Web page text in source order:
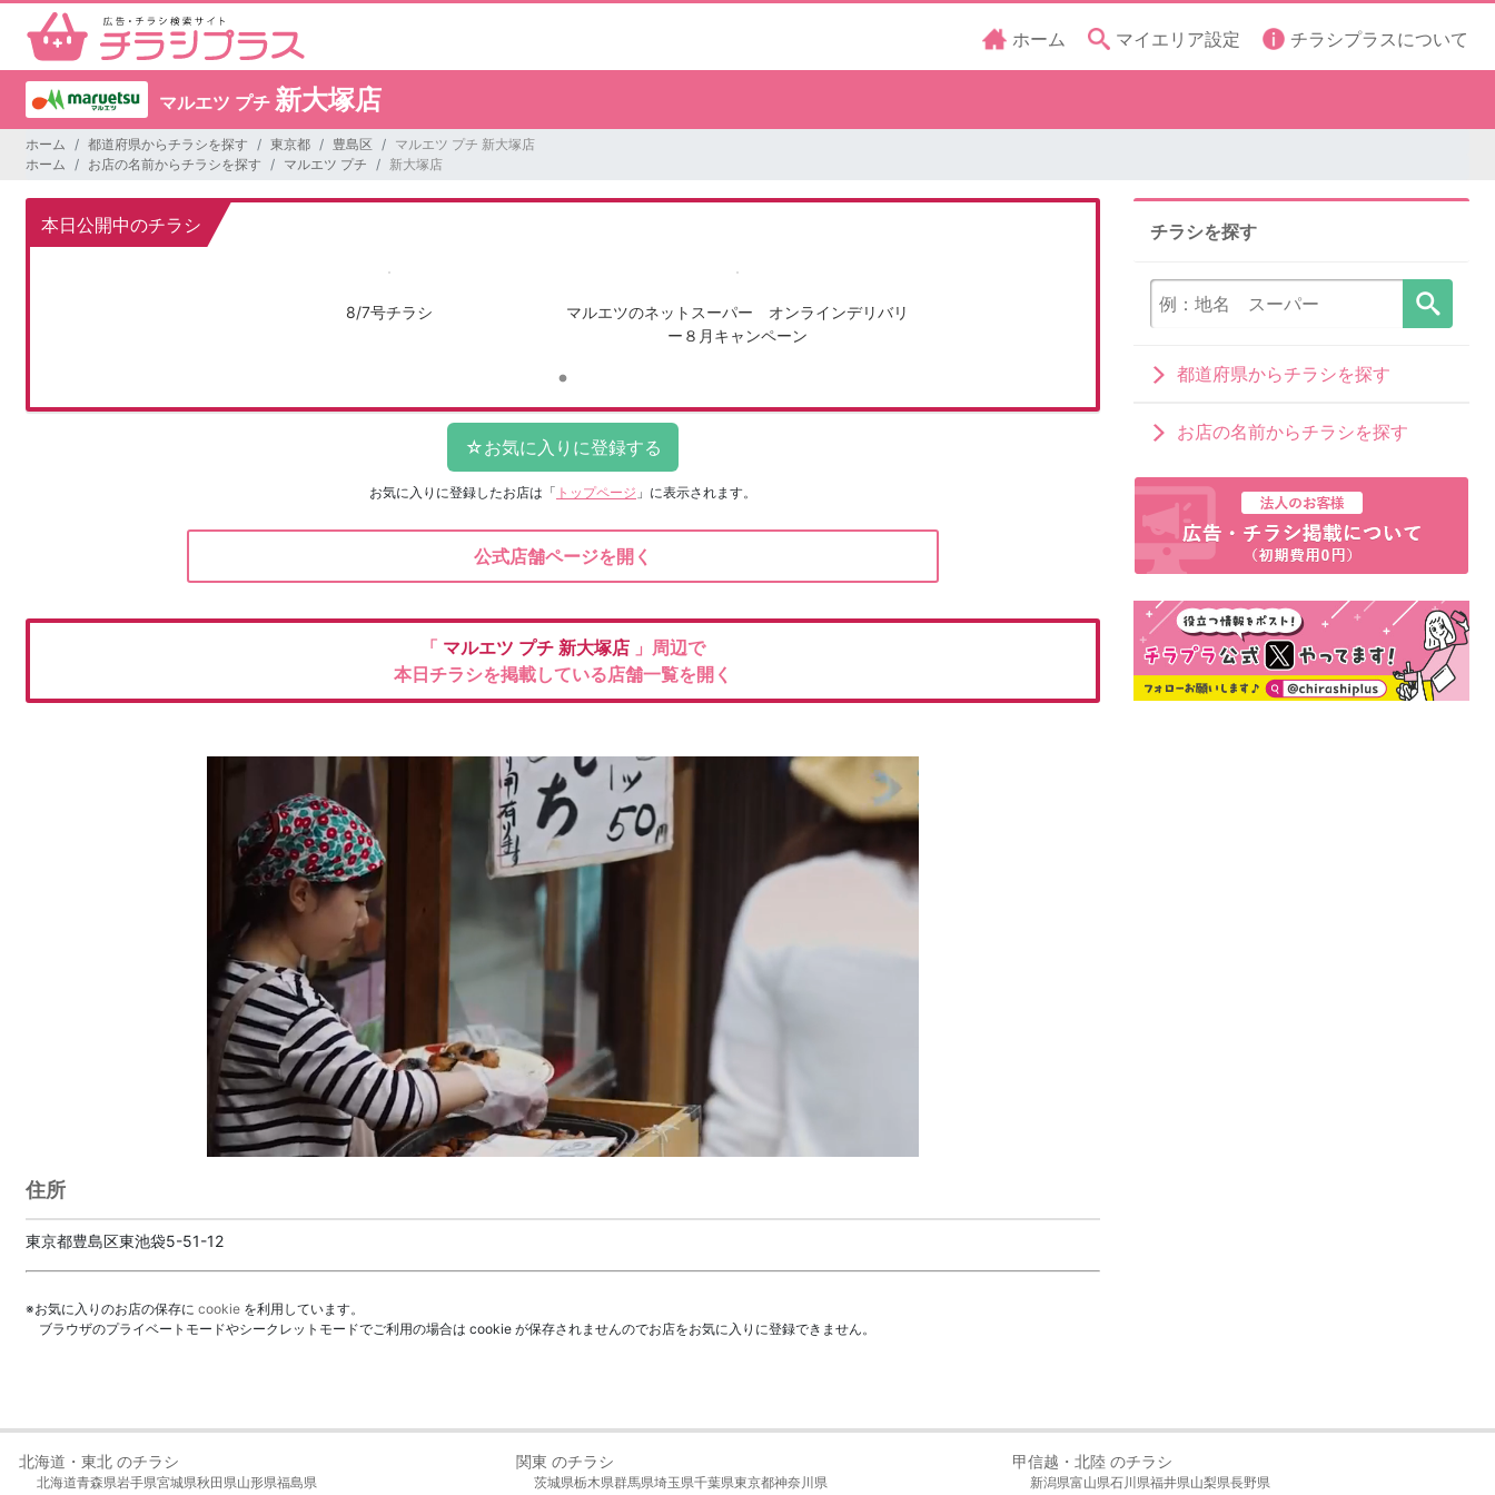
ホーム マイエリア設定 チラシプラスについて
マルエツ プチ 新大塚店
ホーム 都道府県からチラシを探す 東京都 豊島区
マルエツ プチ 新大塚店
ホーム
お店の名前からチラシを探す マルエツ プチ 新大塚店
本日公開中のチラシ
8/7号チラシ
マルエツのネットスーパー オンラインデリバリ
ー８月キャンペーン
お気に入りに登録したお店は 「 トップページ 」に表示されます。
公式店舗ページを開く
「 マルエツ プチ 新大塚店 」周辺で
本日チラシを掲載している店舗一覧を開く
住所
東京都豊島区東池袋5-51-12
※お気に入りのお店の保存に cookie を利用しています。
ブラウザのプライベートモードやシークレットモードでご利用の場合は cookie が保存されませんのでお店をお気に入りに登録できません。
チラシを探す
都道府県からチラシを探す
お店の名前からチラシを探す
北海道・東北 のチラシ
北海道青森県岩手県宮城県秋田県山形県福島県
関東 のチラシ
茨城県栃木県群馬県埼玉県千葉県東京都神奈川県
甲信越・北陸 のチラシ
新潟県富山県石川県福井県山梨県長野県